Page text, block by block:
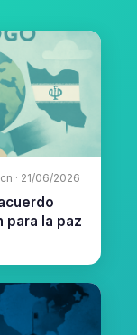
· 21/06/2026
para la paz